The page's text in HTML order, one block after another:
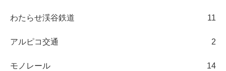
わたらせ渓谷鉄道 11
アルピコ交通 2
モノレール 14